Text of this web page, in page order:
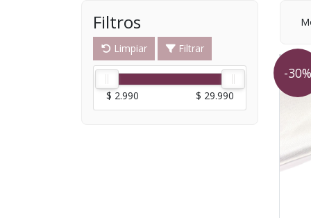
Filtros
Limpiar Filtrar
$ 2.990 $ 29.990
-